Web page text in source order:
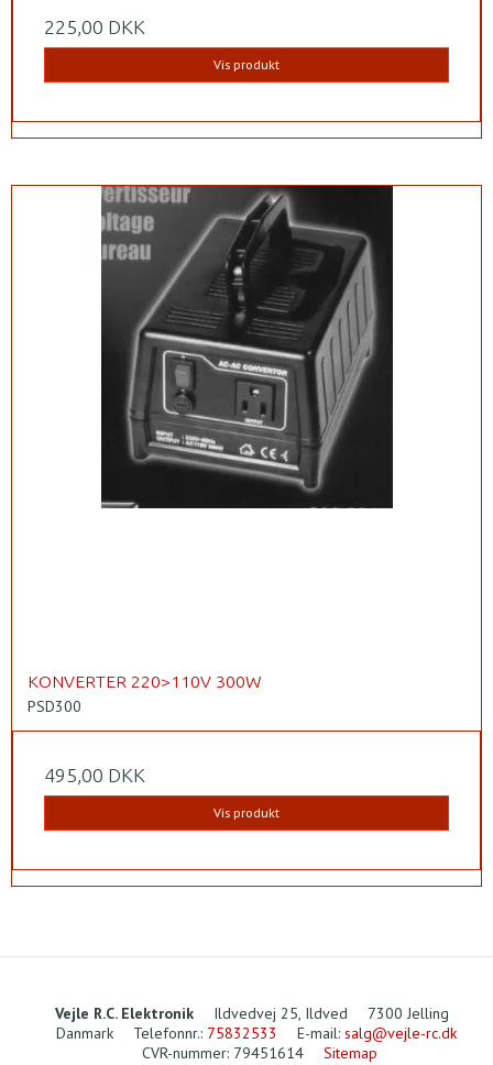
225,00 DKK
Vis produkt
KONVERTER 220>110V 300W
PSD300
495,00 DKK
Vis produkt
Vejle R.C. Elektronik Ildvedvej 25, Ildved
7300 Jelling
Danmark
Telefonnr.: 75832533 E-mail: salg@vejle-rc.dk
CVR-nummer: 79451614 Sitemap